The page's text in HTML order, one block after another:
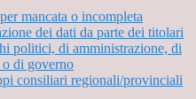
mancata o incompleta
dei dati da parte dei titolari
politici, di amministrazione, di
di governo
consiliari regionali/provinciali